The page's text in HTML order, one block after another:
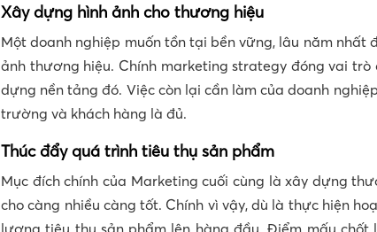
Xây dựng hình ảnh cho thương hiệu
Một doanh nghiệp muốn tồn tại bền vững, lâu năm nhất
ảnh thương hiệu. Chính marketing strategy đóng vai
dựng nền tảng đó. Việc còn lại cần làm của doanh
trường và khách hàng là đủ.
Thúc đẩy quá trình tiêu thụ sản phẩm
Mục đích chính của Marketing cuối cùng là xây dựng
cho càng nhiều càng tốt. Chính vì vậy, dù là thực hiện